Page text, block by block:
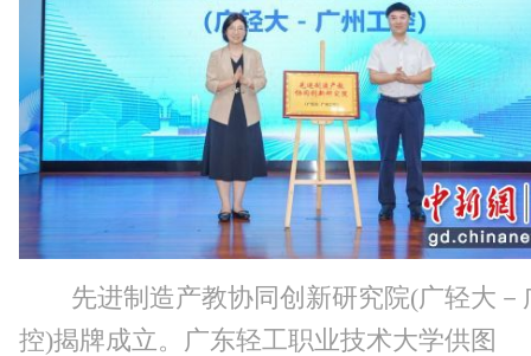
先进制造产教协同创新研究院(广轻大－
控)揭牌成立。广东轻工职业技术大学供图